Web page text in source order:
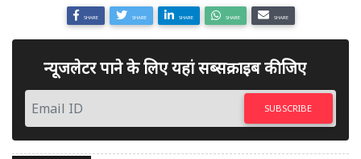
SHARE SHARE SHARE SHARE SHARE
न्यूजलेटर पाने के लिए यहां सब्सक्राइब कीजिए
SUBSCRIBE